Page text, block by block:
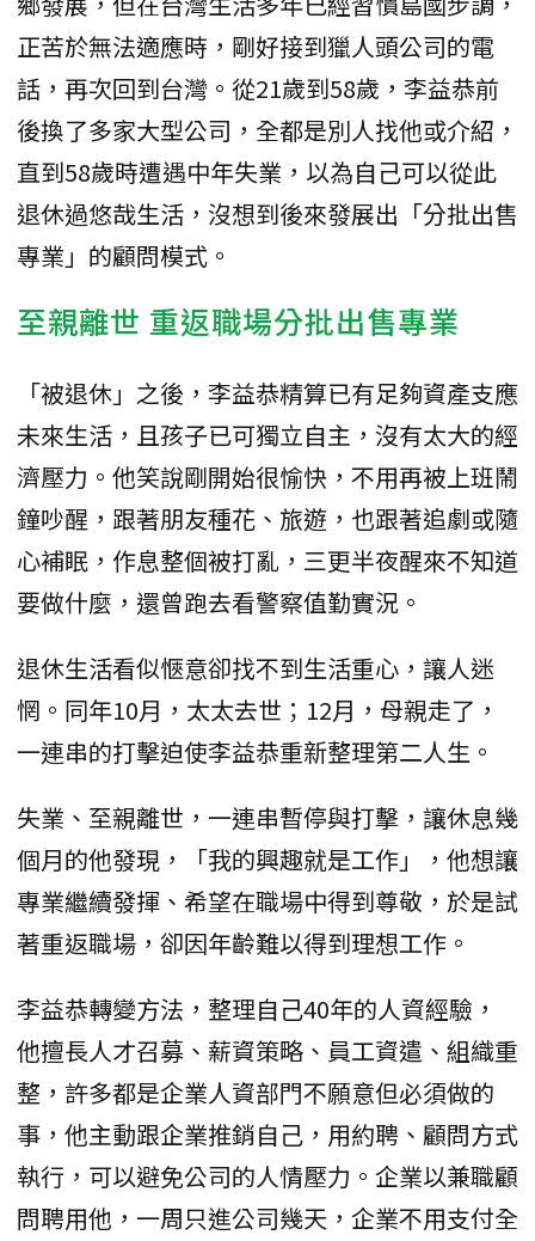
正苦於無法適應時，剛好接到獵人頭公司的電
話，再次回到台灣。從21歲到58歲，李益恭前
後換了多家大型公司，全都是別人找他或介紹，
直到58歲時遭遇中年失業，以為自己可以從此
退休過悠哉生活，沒想到後來發展出「分批出售
專業」的顧問模式。
至親離世 重返職場分批出售專業
「被退休」之後，李益恭精算已有足夠資產支應
未來生活，且孩子已可獨立自主，沒有太大的經
濟壓力。他笑說剛開始很愉快，不用再被上班鬧
鐘吵醒，跟著朋友種花、旅遊，也跟著追劇或隨
心補眠，作息整個被打亂，三更半夜醒來不知道
要做什麼，還曾跑去看警察值勤實況。
退休生活看似愜意卻找不到生活重心，讓人迷
惘。同年10月，太太去世；12月，母親走了，
一連串的打擊迫使李益恭重新整理第二人生。
失業、至親離世，一連串暫停與打擊，讓休息幾
個月的他發現，「我的興趣就是工作」，他想讓
專業繼續發揮、希望在職場中得到尊敬，於是試
著重返職場，卻因年齡難以得到理想工作。
李益恭轉變方法，整理自己40年的人資經驗，
他擅長人才召募、薪資策略、員工資遣、組織重
整，許多都是企業人資部門不願意但必須做的
事，他主動跟企業推銷自己，用約聘、顧問方式
執行，可以避免公司的人情壓力。企業以兼職顧
問聘用他，一周只進公司幾天，企業不用支付全